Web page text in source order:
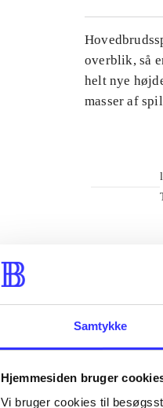
Samtykke
Hjemmesiden bruger
Vi bruger cookies til
overblik, så
helt nye
masser af